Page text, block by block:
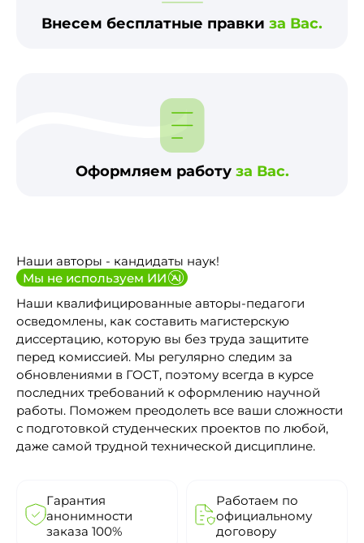
Внесем бесплатные правки за Вас.
Оформляем работу за Вас.
Наши авторы - кандидаты наук!
Мы не используем ИИ
Наши квалифицированные авторы-педагоги
осведомлены, как составить магистерскую
диссертацию, которую вы без труда защитите
перед комиссией. Мы регулярно следим за
обновлениями в ГОСТ, поэтому всегда в курсе
последних требований к оформлению научной
работы. Поможем преодолеть все ваши сложности
с подготовкой студенческих проектов по любой,
даже самой трудной технической дисциплине.
Гарантия
анонимности
заказа 100%
Работаем по
официальному
договору